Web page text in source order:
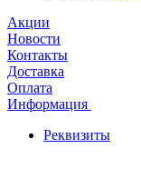
Акции
Новости
Контакты
Доставка
Оплата
Информация
Реквизиты